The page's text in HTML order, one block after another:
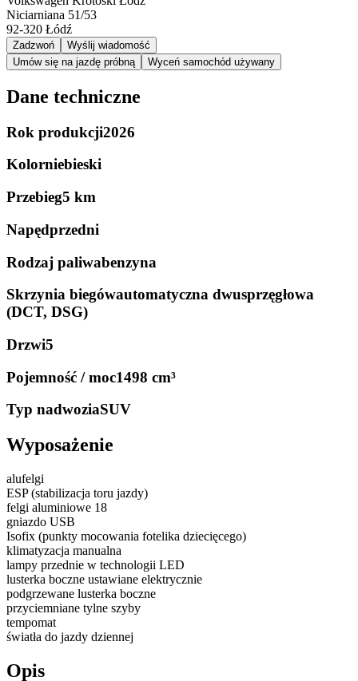
Niciarniana 51/53
92-320 Łódź
Zadzwoń
Wyślij wiadomość
Umów się na jazdę próbną
Wyceń samochód używany
Dane techniczne
Rok produkcji2026
Kolorniebieski
Przebieg5 km
Napędprzedni
Rodzaj paliwabenzyna
Skrzynia biegówautomatyczna dwusprzęgłowa
(DCT, DSG)
Drzwi5
Pojemność / moc1498 cm³
Typ nadwoziaSUV
Wyposażenie
alufelgi
ESP (stabilizacja toru jazdy)
felgi aluminiowe 18
gniazdo USB
Isofix (punkty mocowania fotelika dziecięcego)
klimatyzacja manualna
lampy przednie w technologii LED
lusterka boczne ustawiane elektrycznie
podgrzewane lusterka boczne
przyciemniane tylne szyby
tempomat
światła do jazdy dziennej
Opis